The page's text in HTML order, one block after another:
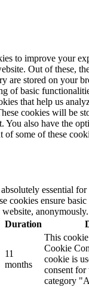
to improve your
Out of these,
are stored on your
of basic
that help us
cookies will be
You also have the
of some of these
essential
cookies ensure
anonymously.
Duration
11
months
This
Cookie
cookie is
consent for
category